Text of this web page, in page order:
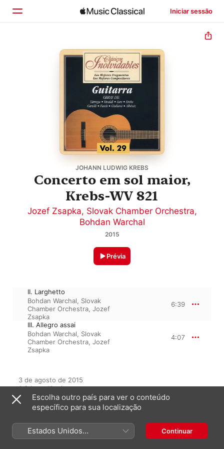
Iniciar sessão
JOHANN LUDWIG KREBS
Concerto em sol maior,
Krebs-WV 821
Jozef Zsapka, Slovak Chamber Orchestra,
Bohdan Warchal
2015
Prévia
II. Larghetto
Bohdan Warchal, Slovak
Chamber Orchestra, Jozef
Zsapka
6:39
III. Allegro assai
Bohdan Warchal, Slovak
Chamber Orchestra, Jozef
Zsapka
4:07
3 de agosto de 2015
2 faixas, 10 minutos
℗ 2015 Codex
Do álbum
Escolha outro país para ver o conteúdo
específico para sua localização
Estados Unidos
(Português Brasil)
Continuar